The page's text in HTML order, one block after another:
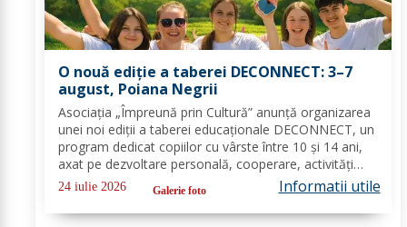
O nouă ediție a taberei DECONNECT: 3–7
august, Poiana Negrii
Asociația „Împreună prin Cultură” anunță organizarea
unei noi ediții a taberei educaționale DECONNECT, un
program dedicat copiilor cu vârste între 10 și 14 ani,
axat pe dezvoltare personală, cooperare, activități
outdoor și deconectare totală de la telefon. O tabără
cu sens, nu doar o vacanță!...
24 iulie 2026 Galerie foto Informatii utile